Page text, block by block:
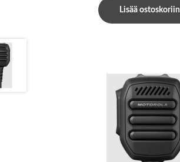
Lisää ostoskoriin